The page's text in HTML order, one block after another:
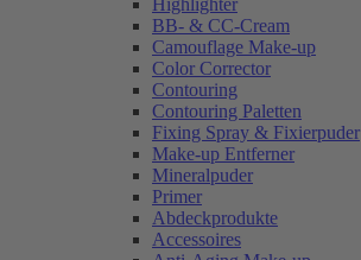
Highlighter
BB- & CC-Cream
Camouflage Make-up
Color Corrector
Contouring
Contouring Paletten
Fixing Spray & Fixierpuder
Make-up Entferner
Mineralpuder
Primer
Abdeckprodukte
Accessoires